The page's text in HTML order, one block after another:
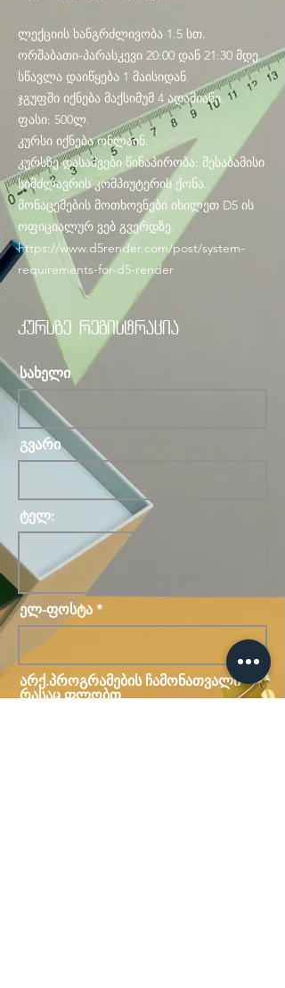
ლექციის ხანგრძლივობა 1.5 სთ.
ორშაბათი-პარასკევი 20:00 დან 21:30 მდე.
სწავლა დაიწყება 1 მაისიდან.
ჯგუფში იქნება მაქსიმუმ 4 ადამიანი.
ფასი: 500ლ.
კურსი იქნება ონლაინ.
კურსზე დასაშვები წინაპირობა: შესაბამისი
სიმძლავრის კომპიუტერის ქონა.
მონაცემების მოთხოვნები იხილეთ D5 ის
ოფიციალურ ვებ გვერდზე.
https://www.d5render.com/post/system-
requirements-for-d5-render
კურსზე რეგისტრაცია
სახელი
გვარი
ტელ:
ელ-ფოსტა
არქ.პროგრამების ჩამონათვალი
რასაც ფლობთ